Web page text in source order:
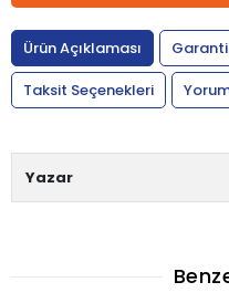
Ürün Açıklaması
Taksit Seçenekleri
Yazar